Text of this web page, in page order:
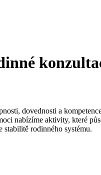
dovednosti a
nabízíme aktivity, které
stabilitě rodinného systému.